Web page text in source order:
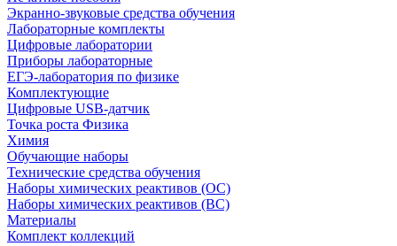
Экранно-звуковые средства обучения
Лабораторные комплекты
Цифровые лаборатории
Приборы лабораторные
ЕГЭ-лаборатория по физике
Комплектующие
Цифровые USB-датчик
Точка роста Физика
Химия
Обучающие наборы
Технические средства обучения
Наборы химических реактивов (ОС)
Наборы химических реактивов (ВС)
Материалы
Комплект коллекций